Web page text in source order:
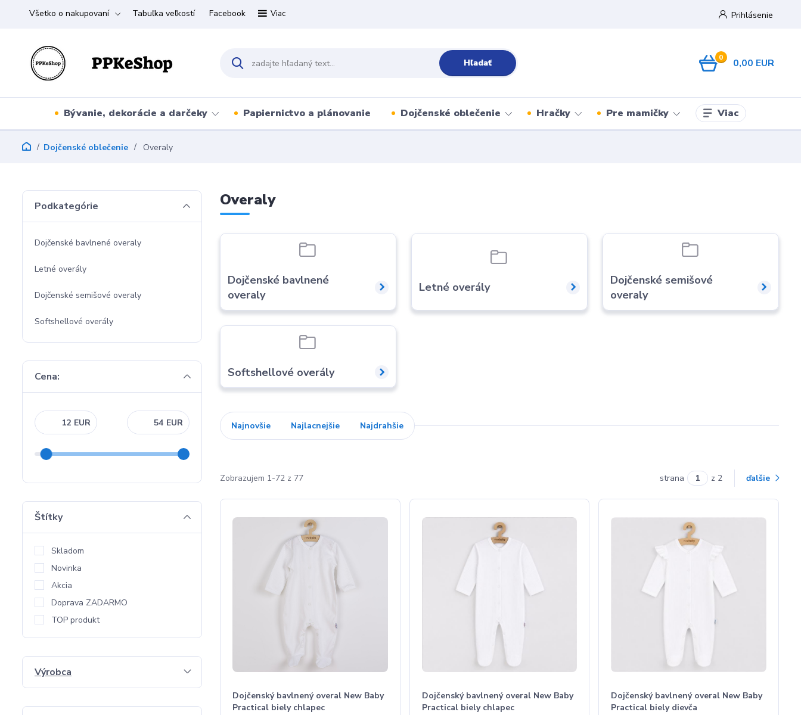
Všetko o nakupovaní Tabuľka veľkostí Facebook Viac Prihlásenie
Hľadať 0 0,00 EUR
Bývanie, dekorácie a darčeky Papiernictvo a plánovanie Dojčenské oblečenie Hračky Pre mamičky Viac
Dojčenské oblečenie Overaly
Overaly
Dojčenské bavlnené
overaly
Letné overály
Dojčenské semišové
overaly
Softshellové overály
Najnovšie Najlacnejšie Najdrahšie
Zobrazujem 1-72 z 77 strana z 2 ďalšie
Dojčenský bavlnený overal New Baby
Practical biely chlapec
Dojčenský bavlnený overal New Baby
Practical biely chlapec
Dojčenský bavlnený overal New Baby
Practical biely dievča
Podkategórie
Dojčenské bavlnené overaly
Letné overály
Dojčenské semišové overaly
Softshellové overály
Cena:
EUR EUR
Štítky
Skladom
Novinka
Akcia
Doprava ZADARMO
TOP produkt
Výrobca